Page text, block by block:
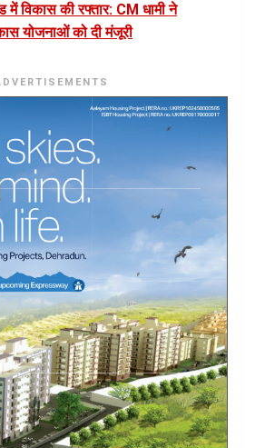
में विकास की रफ्तार: CM धामी ने
योजनाओं को दी मंजूरी